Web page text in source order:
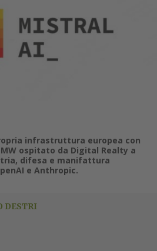
infrastruttura europea con
ospitato da Digital Realty a
difesa e manifattura
e Anthropic.
DESTRI